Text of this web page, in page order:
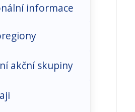
struktura
zahraniční
informace
akční skupiny